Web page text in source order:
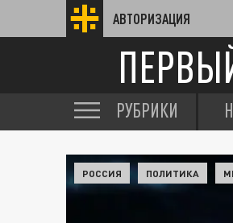
АВТОРИЗАЦИЯ
РУБРИКИ
РОССИЯ ПОЛИТИКА